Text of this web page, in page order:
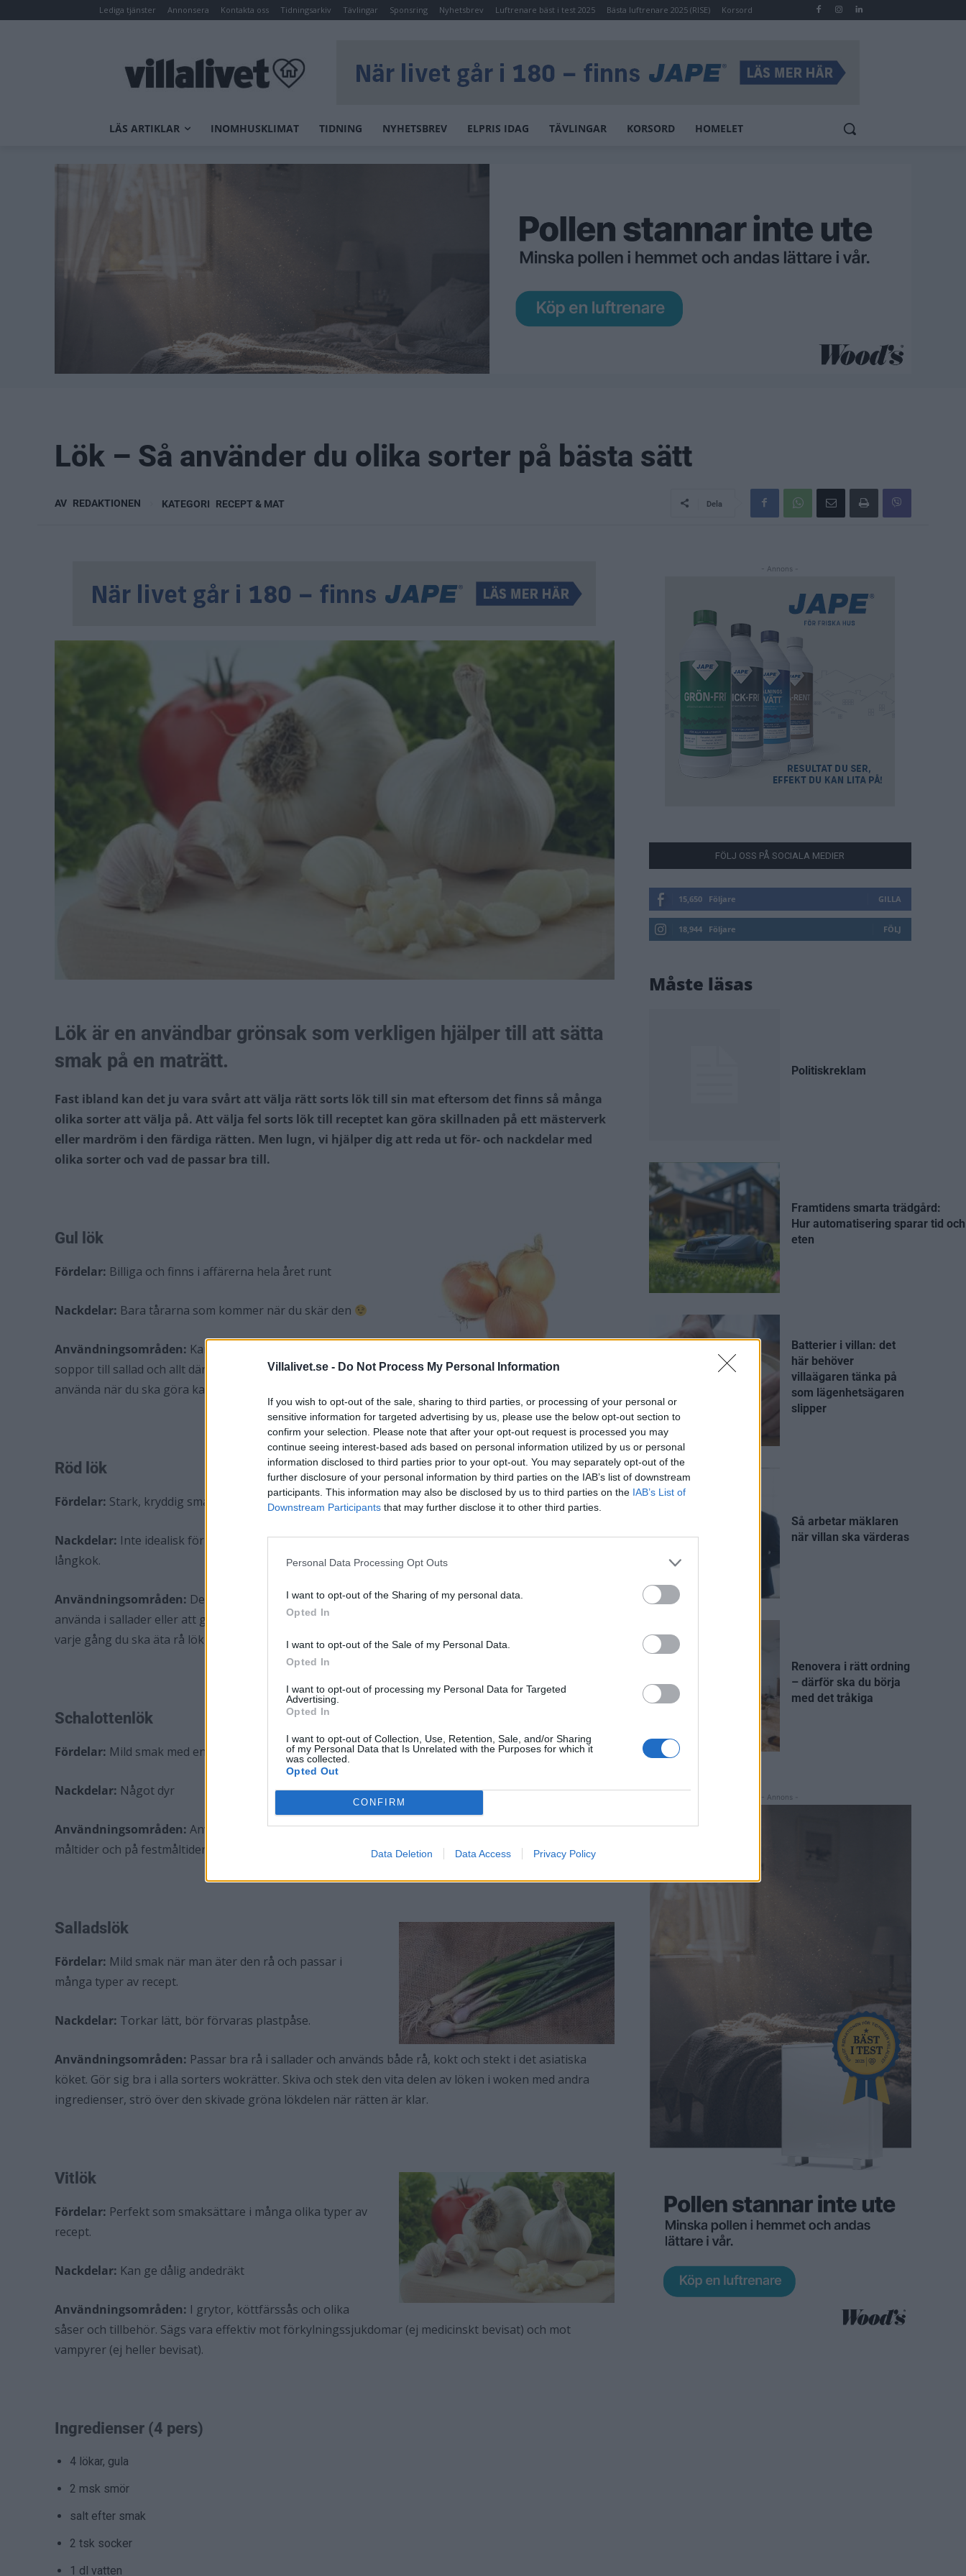
Villalivet.se - Do Not Process My Personal Information
If you wish to opt-out of the sale, sharing to third parties, or processing of your personal or
sensitive information for targeted advertising by us, please use the below opt-out section to
confirm your selection. Please note that after your opt-out request is processed you may
continue seeing interest-based ads based on personal information utilized by us or personal
information disclosed to third parties prior to your opt-out. You may separately opt-out of the
further disclosure of your personal information by third parties on the IAB’s list of downstream
participants. This information may also be disclosed by us to third parties on the IAB’s List of
Downstream Participants that may further disclose it to other third parties.
Personal Data Processing Opt Outs
I want to opt-out of the Sharing of my personal data.
Opted In
I want to opt-out of the Sale of my Personal Data.
Opted In
I want to opt-out of processing my Personal Data for Targeted
Advertising.
Opted In
I want to opt-out of Collection, Use, Retention, Sale, and/or Sharing
of my Personal Data that Is Unrelated with the Purposes for which it
was collected.
Opted Out
CONFIRM
Data Deletion Data Access Privacy Policy
Lediga tjänster Annonsera Kontakta oss Tidningsarkiv Tävlingar Sponsring Nyhetsbrev Luftrenare bäst i test 2025 Bästa luftrenare 2025 (RISE) Korsord
LÄS ARTIKLAR INOMHUSKLIMAT TIDNING NYHETSBREV ELPRIS IDAG TÄVLINGAR KORSORD HOMELET
Lök – Så använder du olika sorter på bästa sätt
AV REDAKTIONEN KATEGORI RECEPT & MAT Dela
Lök är en användbar grönsak som verkligen hjälper till att sätta
smak på en maträtt.
Fast ibland kan det ju vara svårt att välja rätt sorts lök till sin mat eftersom det finns så många
olika sorter att välja på. Att välja fel sorts lök till receptet kan göra skillnaden på ett mästerverk
eller mardröm i den färdiga rätten. Men lugn, vi hjälper dig att reda ut för- och nackdelar med
olika sorter och vad de passar bra till.
Gul lök
Fördelar: Billiga och finns i affärerna hela året runt
Nackdelar: Bara tårarna som kommer när du skär den
Användningsområden: Kan användas till det mesta från
soppor till sallad och allt där emellan. Gul lök är bra att
använda när du ska göra karamelliserad lök eftersom den innehåller mycket socker.
Röd lök
Fördelar: Stark, kryddig smak om du äter den rå.
Nackdelar: Inte idealisk för karamellisering eller för
långkok.
Användningsområden: Denna sort är fantastisk att
använda i sallader eller att grilla! Den är också god på hamburgare och mackor – en tumregel är att
varje gång du ska äta rå lök, är det denna du ska använda dig av!
Schalottenlök
Fördelar: Mild smak med en hint av vitlök.
Nackdelar: Något dyr
Användningsområden: Använd som tillbehör i lyxigare
måltider och på festmåltider – eller skiva tunt i asiatiska rätter!
Salladslök
Fördelar: Mild smak när man äter den rå och passar i
många typer av recept.
Nackdelar: Torkar lätt, bör förvaras plastpåse.
Användningsområden: Passar bra rå i sallader och används både rå, kokt och stekt i det asiatiska
köket. Gör sig bra i alla sorters wok­rätter. Skiva och stek den vita delen av löken i woken med andra
ingredienser, strö över den skivade gröna lökdelen när rätten är klar.
Vitlök
Fördelar: Perfekt som smaksättare i många olika typer av
recept.
Nackdelar: Kan ge dålig andedräkt
Användningsområden: I grytor, köttfärssås och olika
såser och tillbehör. Sägs vara effektiv mot förkylningssjukdomar (ej medicinskt bevisat) och mot
vampyrer (ej heller bevisat).
Ingredienser (4 pers)
4 lökar, gula
2 msk smör
salt efter smak
2 tsk socker
1 dl vatten
- Annons -
FÖLJ OSS PÅ SOCIALA MEDIER
15,650 Följare GILLA
18,944 Följare FÖLJ
Måste läsas
Politiskreklam
Framtidens smarta trädgård:
Hur automatisering sparar tid
eten
Batterier i villan: det
här behöver
villaägaren tänka på
som lägenhetsägaren
slipper
Så arbetar mäklaren
när villan ska värderas
Renovera i rätt ordning
– därför ska du börja
med det tråkiga
- Annons -